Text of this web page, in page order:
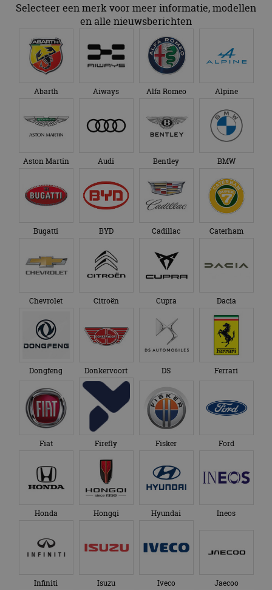
Selecteer een merk voor meer informatie, modellen
en alle nieuwsberichten
Abarth Aiways Alfa Romeo Alpine
Aston Martin Audi Bentley BMW
Bugatti BYD Cadillac Caterham
Chevrolet Citroën Cupra Dacia
Dongfeng Donkervoort DS Ferrari
Fiat Firefly Fisker Ford
Honda Hongqi Hyundai Ineos
Infiniti Isuzu Iveco Jaecoo